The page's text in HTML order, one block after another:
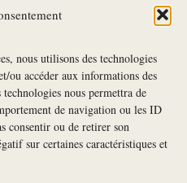
nous utilisons des technologies
ou accéder aux informations des
nous permettra de
de navigation ou les ID
consentir ou de retirer son
sur certaines caractéristiques et